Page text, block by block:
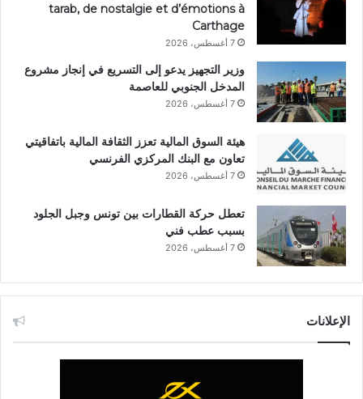
tarab, de nostalgie et d’émotions à
Carthage
7 أغسطس، 2026
وزير التجهيز يدعو إلى التسريع في إنجاز مشروع
المدخل الجنوبي للعاصمة
7 أغسطس، 2026
هيئة السوق المالية تعزز الثقافة المالية باتفاقيتي
تعاون مع البنك المركزي الفرنسي
7 أغسطس، 2026
تعطل حركة القطارات بين تونس وجبل الجلود
بسبب عطب فني
7 أغسطس، 2026
الإعلانات